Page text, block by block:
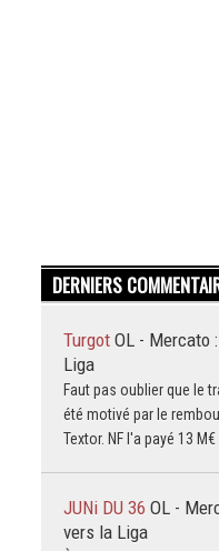
DERNIERS
Turgot OL - Mercato
Liga
Faut pas oublier que le
été motivé par le
Textor. NF l'a payé 13 M€
JUNi DU 36 OL -
vers la Liga